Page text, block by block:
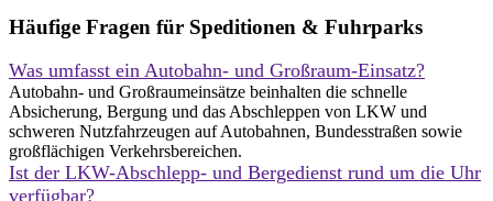
Häufige Fragen für Speditionen & Fuhrparks
Was umfasst ein Autobahn- und Großraum-Einsatz?
Autobahn- und Großraumeinsätze beinhalten die schnelle
Absicherung, Bergung und das Abschleppen von LKW und
schweren Nutzfahrzeugen auf Autobahnen, Bundesstraßen sowie
großflächigen Verkehrsbereichen.
Ist der LKW-Abschlepp- und Bergedienst rund um die Uhr
verfügbar?